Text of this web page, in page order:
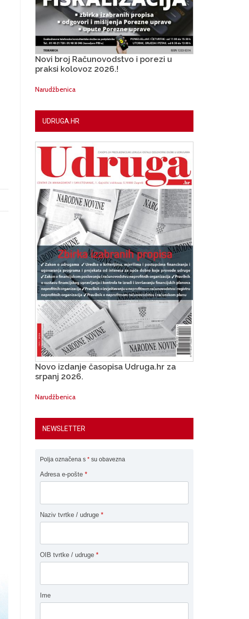
Novi broj Računovodstvo i porezi u
praksi kolovoz 2026.!
Narudžbenica
UDRUGA.HR
Novo izdanje časopisa Udruga.hr za
srpanj 2026.
Narudžbenica
NEWSLETTER
Polja označena s * su obavezna
Adresa e-pošte *
Naziv tvrtke / udruge *
OIB tvrtke / udruge *
Ime